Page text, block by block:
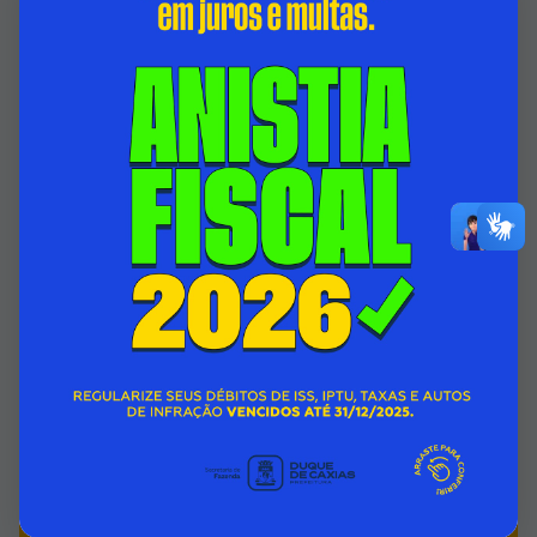
HOSPITAL ADÃO PEREIRA NUNES BATE MAIS
UM RECORDE HISTÓRICO COM 2.792
CIRURGIAS REALIZADAS NO MÊS JULHO
SECRETARIA MUNICIPAL DE SAÚDE
Acessar Notícia